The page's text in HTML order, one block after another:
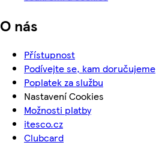
O nás
Přístupnost
Podívejte se, kam doručujeme
Poplatek za službu
Nastavení Cookies
Možnosti platby
itesco.cz
Clubcard